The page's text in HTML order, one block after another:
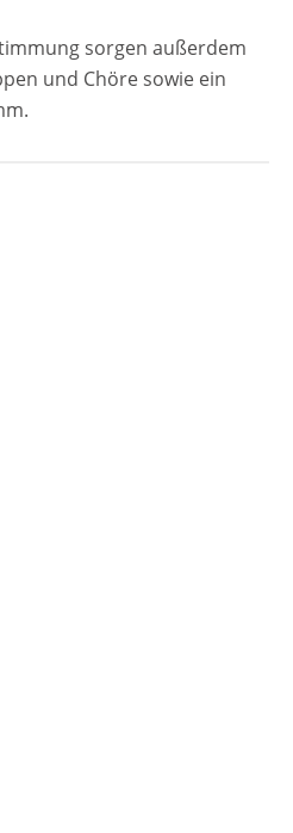
sorgen außerdem
und Chöre sowie ein